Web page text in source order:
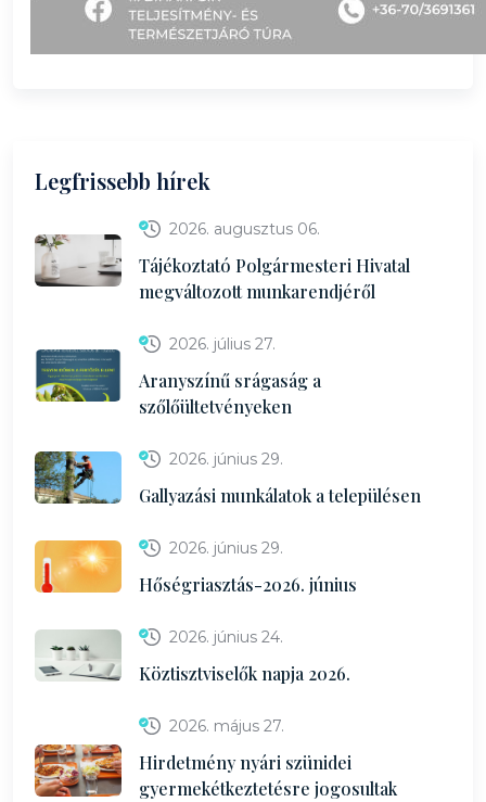
Legfrissebb hírek
2026. augusztus 06.
Tájékoztató Polgármesteri Hivatal
megváltozott munkarendjéről
2026. július 27.
Aranyszínű srágaság a
szőlőültetvényeken
2026. június 29.
Gallyazási munkálatok a településen
2026. június 29.
Hőségriasztás-2026. június
2026. június 24.
Köztisztviselők napja 2026.
2026. május 27.
Hirdetmény nyári szünidei
gyermekétkeztetésre jogosultak